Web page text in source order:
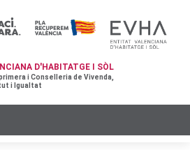
D'HABITATGE I SÒL
i Conselleria de Vivenda,
i Igualtat